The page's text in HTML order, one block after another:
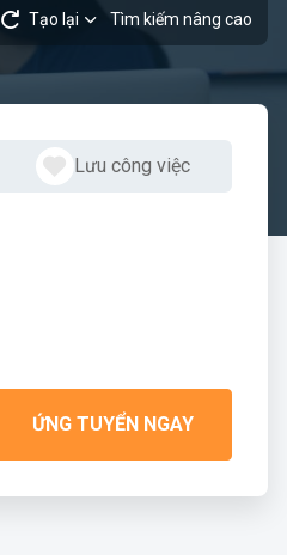
Tạo lại Tìm kiếm nâng cao
Lưu công việc
ỨNG TUYỂN NGAY